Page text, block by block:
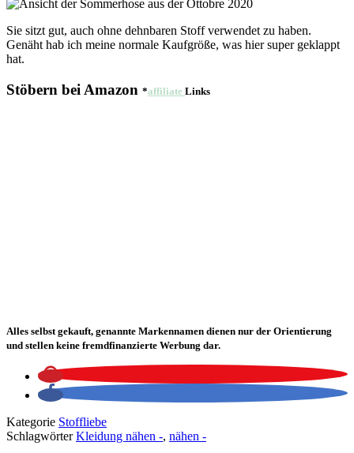
Sie sitzt gut, auch ohne dehnbaren Stoff verwendet zu haben.
Genäht hab ich meine normale Kaufgröße, was hier super geklappt
hat.
Stöbern bei Amazon *affiliate Links
Alles selbst gekauft, genannte Markennamen dienen nur der Orientierung
und stellen keine fremdfinanzierte Werbung dar.
Kategorie Stoffliebe
SchlagwörterKleidung nähen -, nähen -